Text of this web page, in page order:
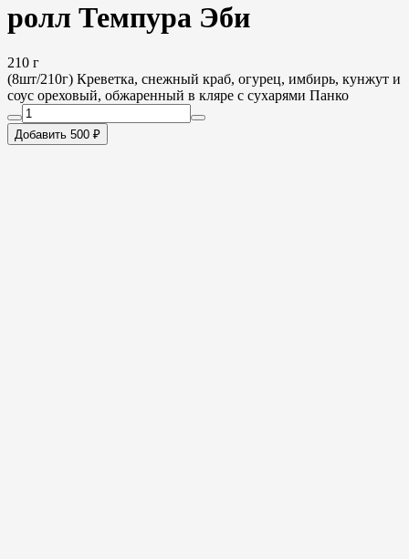
ролл Темпура Эби
210 г
(8шт/210г) Креветка, снежный краб, огурец, имбирь, кунжут и
соус ореховый, обжаренный в кляре с сухарями Панко
Добавить 500 ₽